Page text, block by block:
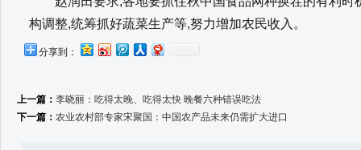
构调整,统筹抓好蔬菜生产等,努力增加农民收入。
分享到：
上一篇： 李晓丽：吃得太晚、吃得太快 晚餐六种错误吃法
下一篇： 农业农村部专家宋聚国：中国农产品未来仍需扩大进口